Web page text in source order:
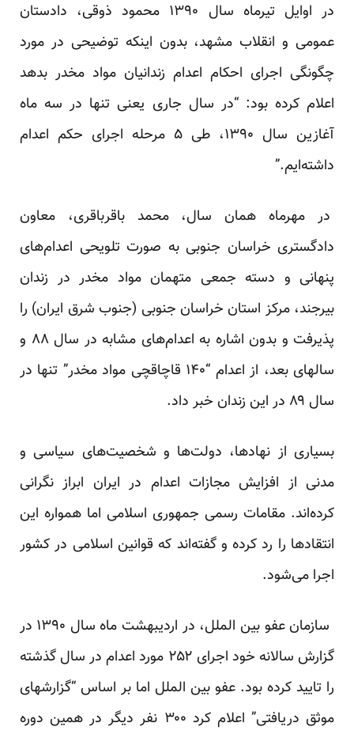
در اوایل تیرماه سال ۱۳۹۰ محمود ذوقی، دادستان
عمومی و انقلاب مشهد، بدون اینکه توضیحی در مورد
چگونگی اجرای احکام اعدام زندانیان مواد مخدر بدهد
اعلام کرده بود: “در سال جاری یعنی تنها در سه ماه
آغازین سال ۱۳۹۰، طی ۵ مرحله اجرای حکم اعدام
داشته‌ایم.”
در مهرماه‌‌ همان سال، محمد باقرباقری، معاون
دادگستری خراسان جنوبی به صورت تلویحی اعدام‌های
پنهانی و دسته جمعی متهمان مواد مخدر در زندان
بیرجند، مرکز استان خراسان جنوبی (جنوب شرق ایران) را
پذیرفت و بدون اشاره به اعدام‌های مشابه در سال ۸۸ و
سالهای بعد، از اعدام “۱۴۰ قاچاقچی مواد مخدر” تنها در
سال ۸۹ در این زندان خبر داد.
بسیاری از نهاد‌ها، دولت‌ها و شخصیت‌های سیاسی و
مدنی از افزایش مجازات اعدام در ایران ابراز نگرانی
کرده‌اند. مقامات رسمی جمهوری اسلامی اما همواره این
انتقاد‌ها را رد کرده و گفته‌اند که قوانین اسلامی در کشور
اجرا می‌شود.
سازمان عفو بین الملل، در اردیبهشت ماه سال ۱۳۹۰ در
گزارش سالانه خود اجرای ۲۵۲ مورد اعدام در سال گذشته
را تایید کرده بود. عفو بین الملل اما بر اساس “گزارشهای
موثق دریافتی” اعلام کرد ۳۰۰ نفر دیگر در همین دوره